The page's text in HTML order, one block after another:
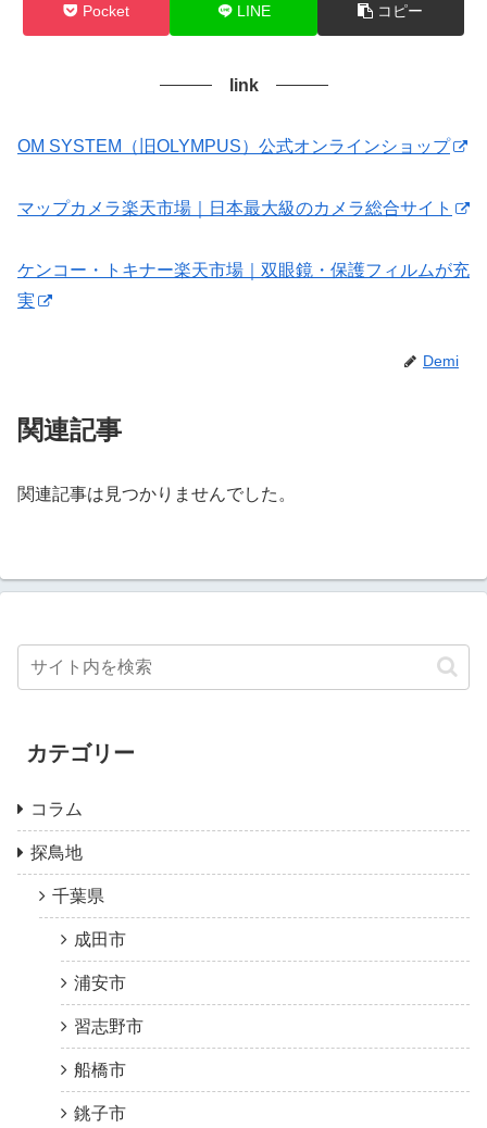
Pocket LINE コピー
link
OM SYSTEM（旧OLYMPUS）公式オンラインショップ
マップカメラ楽天市場｜日本最大級のカメラ総合サイト
ケンコー・トキナー楽天市場｜双眼鏡・保護フィルムが充
実
Demi
関連記事
関連記事は見つかりませんでした。
カテゴリー
コラム
探鳥地
千葉県
成田市
浦安市
習志野市
船橋市
銚子市